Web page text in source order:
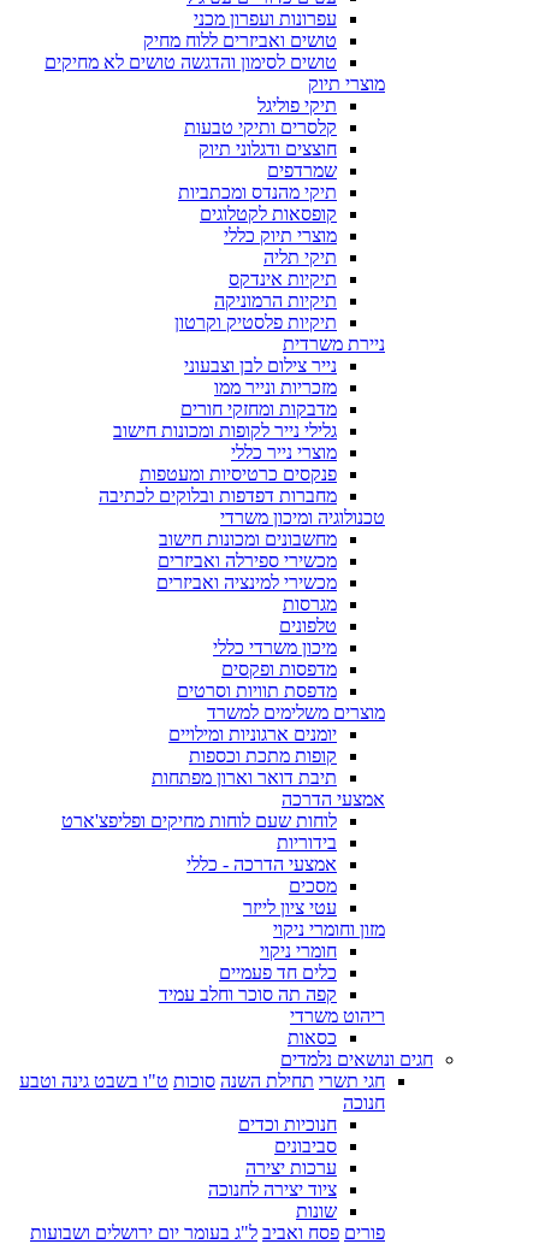
עפרונות ועפרון מכני
טושים ואביזרים ללוח מחיק
טושים לסימון והדגשה טושים לא מחיקים
מוצרי תיוק
תיקי פוליגל
קלסרים ותיקי טבעות
חוצצים ודגלוני תיוק
שמרדפים
תיקי מהנדס ומכתביות
קופסאות לקטלוגים
מוצרי תיוק כללי
תיקי תליה
תיקיות אינדקס
תיקיות הרמוניקה
תיקיות פלסטיק וקרטון
ניירת משרדית
נייר צילום לבן וצבעוני
מזכריות ונייר ממו
מדבקות ומחזקי חורים
גלילי נייר לקופות ומכונות חישוב
מוצרי נייר כללי
פנקסים כרטיסיות ומעטפות
מחברות דפדפות ובלוקים לכתיבה
טכנולוגיה ומיכון משרדי
מחשבונים ומכונות חישוב
מכשירי ספירלה ואביזרים
מכשירי למינציה ואביזרים
מגרסות
טלפונים
מיכון משרדי כללי
מדפסות ופקסים
מדפסת תוויות וסרטים
מוצרים משלימים למשרד
יומנים ארגוניות ומילויים
קופות מתכת וכספות
תיבת דואר וארון מפתחות
אמצעי הדרכה
לוחות שעם לוחות מחיקים ופליפצ'ארט
בידוריות
אמצעי הדרכה - כללי
מסכים
עטי ציון לייזר
מזון וחומרי ניקוי
חומרי ניקוי
כלים חד פעמיים
קפה תה סוכר וחלב עמיד
ריהוט משרדי
כסאות
חגים ונושאים נלמדים
חגי תשרי תחילת השנה סוכות ט"ו בשבט גינה וטבע
חנוכה
חנוכיות וכדים
סביבונים
ערכות יצירה
ציוד יצירה לחנוכה
שונות
פורים פסח ואביב ל"ג בעומר יום ירושלים ושבועות